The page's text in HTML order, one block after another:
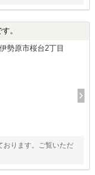
。
勢原市桜台2丁目
おります。ご覧いただ